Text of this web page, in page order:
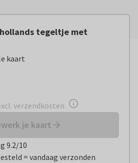
tegeltje met
kaart
verzendkosten
je kaart
9.2/10
= vandaag verzonden